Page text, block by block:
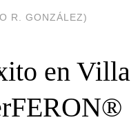
R. GONZÁLEZ)
en Villa